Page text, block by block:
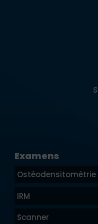
Examens
Ostéodensitométrie
IRM
Scanner